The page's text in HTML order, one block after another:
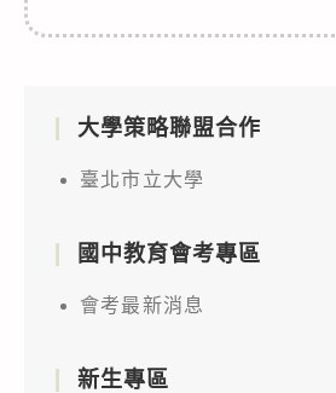
大學策略聯盟合作
臺北市立大學
國中教育會考專區
會考最新消息
新生專區